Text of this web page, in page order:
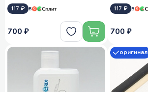
117 ₽ в
700 ₽
117 ₽ в
700 ₽
оригинал